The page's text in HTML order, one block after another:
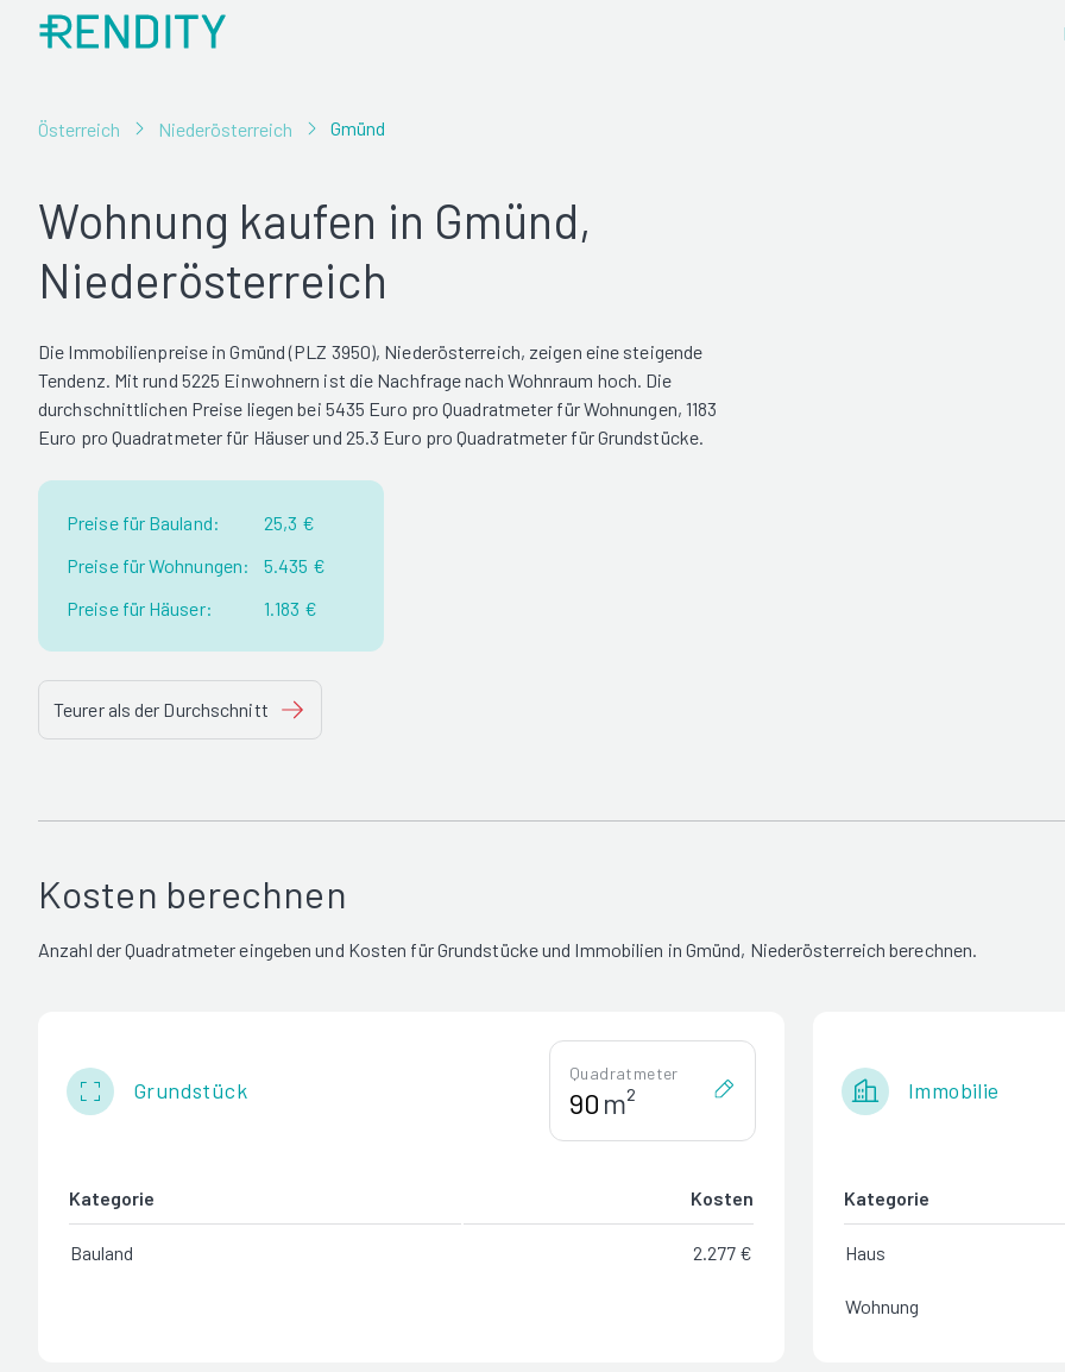
Österreich Niederösterreich Gmünd
Wohnung kaufen in Gmünd,
Niederösterreich
Die Immobilienpreise in Gmünd (PLZ 3950), Niederösterreich, zeigen eine steigende
Tendenz. Mit rund 5225 Einwohnern ist die Nachfrage nach Wohnraum hoch. Die
durchschnittlichen Preise liegen bei 5435 Euro pro Quadratmeter für Wohnungen, 1183
Euro pro Quadratmeter für Häuser und 25.3 Euro pro Quadratmeter für Grundstücke.
Preise für Bauland:
25,3 €
Preise für Wohnungen:
5.435 €
Preise für Häuser:
1.183 €
Teurer als der Durchschnitt
Kosten berechnen
Anzahl der Quadratmeter eingeben und Kosten für Grundstücke und Immobilien in Gmünd, Niederösterreich berechnen.
Grundstück
Quadratmeter
m²
Kategorie Kosten
Bauland 2.277 €
Immobilie
Kategorie
Haus
Wohnung